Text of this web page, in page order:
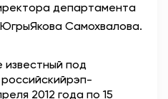
департамента
Самохвалова.
известный под
2012 года по 15